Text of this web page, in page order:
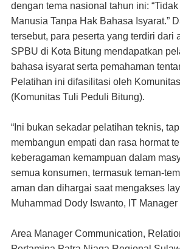
dengan tema nasional tahun ini:
Manusia Tanpa Hak Bahasa Isyarat.”
tersebut, para peserta yang terdiri dari
SPBU di Kota Bitung mendapatkan
bahasa isyarat serta pemahaman
Pelatihan ini difasilitasi oleh
(Komunitas Tuli Peduli Bitung).
“Ini bukan sekadar pelatihan teknis,
membangun empati dan rasa hormat
keberagaman kemampuan dalam
semua konsumen, termasuk teman-
aman dan dihargai saat mengakses
Muhammad Dody Iswanto, IT Manager
Area Manager Communication,